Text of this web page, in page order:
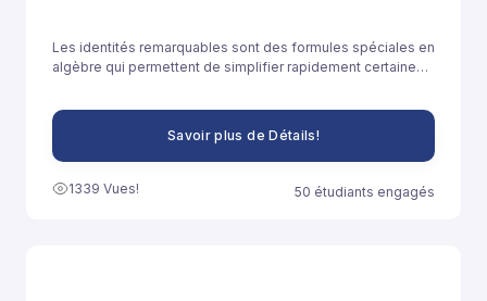
Les identités remarquables sont des formules spéciales en
algèbre qui permettent de simplifier rapidement certaines
des expressions ou résoudre des équations plus
Savoir plus de Détails!
1339 Vues! 50 étudiants engagés